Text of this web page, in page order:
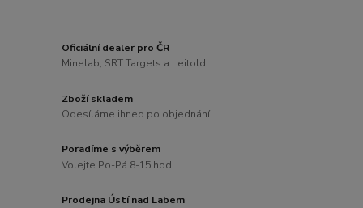
Oficiální dealer pro ČR
Minelab, SRT Targets a Leitold
Zboží skladem
Odesíláme ihned po objednání
Poradíme s výběrem
Volejte Po-Pá 8-15 hod.
Prodejna Ústí nad Labem